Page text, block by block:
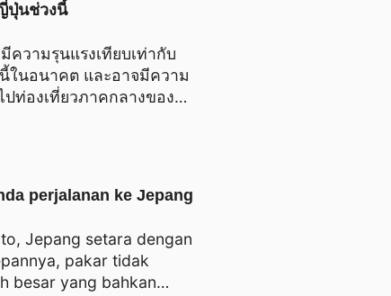
ปุ่นช่วงนี้
ความรุนแรงเทียบเท่ากับ
ในอนาคต และอาจมีความ
ปท่องเที่ยวภาคกลางของ
perjalanan ke Jepang
Jepang setara dengan
pakar tidak
besar yang bahkan